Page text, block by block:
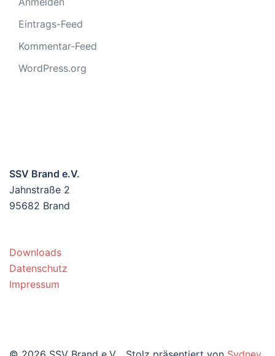
Eintrags-Feed
Kommentar-Feed
WordPress.org
SSV Brand e.V.
Jahnstraße 2
95682 Brand
Downloads
Datenschutz
Impressum